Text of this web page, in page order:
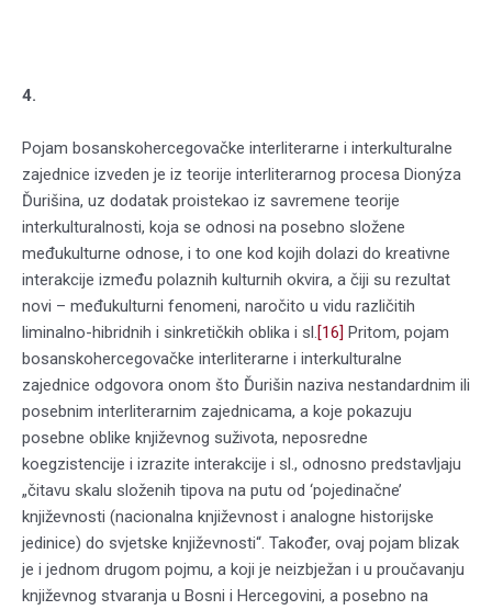
4.
Pojam bosanskohercegovačke interliterarne i interkulturalne
zajednice izveden je iz teorije interliterarnog procesa Dionýza
Ďurišina, uz dodatak proistekao iz savremene teorije
interkulturalnosti, koja se odnosi na posebno složene
međukulturne odnose, i to one kod kojih dolazi do kreativne
interakcije između polaznih kulturnih okvira, a čiji su rezultat
novi – međukulturni fenomeni, naročito u vidu različitih
liminalno-hibridnih i sinkretičkih oblika i sl. [16] Pritom, pojam
bosanskohercegovačke interliterarne i interkulturalne
zajednice odgovora onom što Ďurišin naziva nestandardnim ili
posebnim interliterarnim zajednicama, a koje pokazuju
posebne oblike književnog suživota, neposredne
koegzistencije i izrazite interakcije i sl., odnosno predstavljaju
„čitavu skalu složenih tipova na putu od ‘pojedinačne’
književnosti (nacionalna književnost i analogne historijske
jedinice) do svjetske književnosti“. Također, ovaj pojam blizak
je i jednom drugom pojmu, a koji je neizbježan i u proučavanju
književnog stvaranja u Bosni i Hercegovini, a posebno na